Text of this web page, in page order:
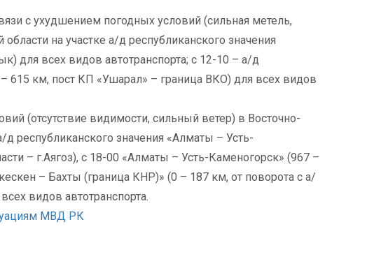
с ухудшением погодных условий (сильная метель,
на участке а/д республиканского значения
для всех видов автотранспорта; с 12-10 – а/д
615 км, пост КП «Ушарал» – граница ВКО) для всех видов
(отсутствие видимости, сильный ветер) в Восточно-
республиканского значения «Алматы – Усть-
– г.Аягоз), с 18-00 «Алматы – Усть-Каменогорск» (967 –
– Бахты (граница КНР)» (0 – 187 км, от поворота с а/
видов автотранспорта.
МВД РК